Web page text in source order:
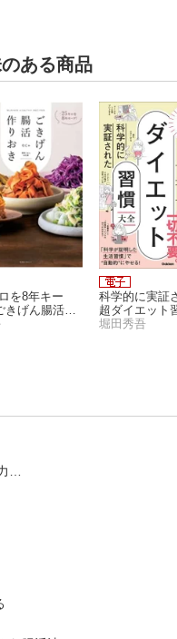
ある商品
を8年キー
きげん腸活作
科学的に実証
超ダイエット
全
堀田秀吾
…